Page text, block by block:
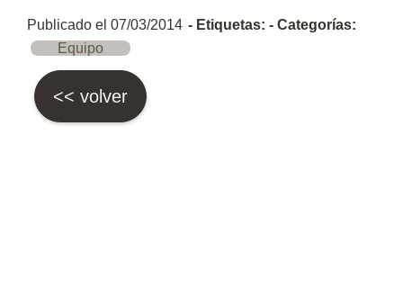
Publicado el 07/03/2014 - Etiquetas: - Categorías:
Equipo
<< volver